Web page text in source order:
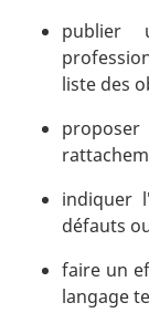
publier
liste des
indiquer
défauts
faire un
langage